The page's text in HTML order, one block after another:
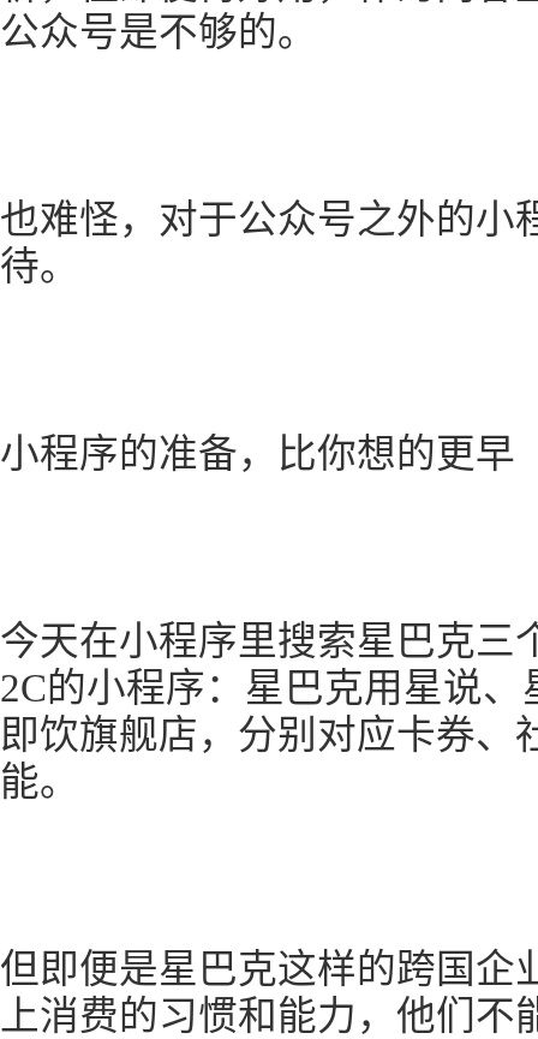
公众号是不够的。
也难怪，对于公众号之外的小
待。
小程序的准备，比你想的更早
今天在小程序里搜索星巴克三
2C的小程序：星巴克用星说
即饮旗舰店，分别对应卡券、
能。
但即便是星巴克这样的跨国企
上消费的习惯和能力，他们